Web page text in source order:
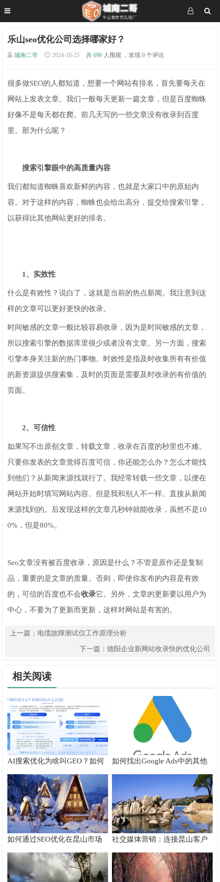
乐山seo优化公司选择哪家好？
城南二哥 2024-10-25 共 690 人围观 ，发现 0 个评论
很多做SEO的人都知道，想要一个网站有排名，首先要每天在
网站上发表文章。我们一般每天更新一篇文章，但是百度蜘蛛
好像不是每天都在爬。前几天写的一些文章没有收录到百度
里。那为什么呢？
搜索引擎眼中的高质量内容
我们都知道蜘蛛喜欢新鲜的内容，也就是大家口中的原始内
容。对于这样的内容，蜘蛛也会给出高分，提交给搜索引擎，
以获得比其他网站更好的排名。
1、实效性
什么是有效性？说白了，这就是当前的热点新闻。我注意到这
样的文章可以更好更快的收录。
时间敏感的文章一般比较容易收录，因为是时间敏感的文章，
所以搜索引擎的数据库里很少或者没有文章。另一方面，搜索
引擎本身关注新的热门事物。时效性是指及时收集所有有价值
的新资源提供搜索集，及时的页面是需要及时收录的有价值的
页面。
2、可信性
如果写不出原创文章，转载文章，收录在百度的秒里也不难。
只要你发表的文章觉得百度可信，你还能怎么办？怎么才能找
到他们？从新闻来源找就行了。我经常转载一些文章，以便在
网站开始时填写网站内容。但是我和别人不一样。直接从新闻
来源找到的。后发现这样的文章几秒钟就能收录，虽然不是10
0%，但是80%。
Seo文章没有被百度收录，原因是什么？不管是原作还是复制
品，重要的是文章的质量。否则，即使你发布的内容是有效
的，可信的百度也不会收录它。另外，文章的更新要以用户为
中心，不要为了更新而更新，这样对网站是有害的。
上一篇： 电缆故障测试仪工作原理分析
下一篇： 德阳企业新网站收录快的优化公司
相关阅读
AI搜索优化为啥叫GEO？如何
在AI搜索中获得排名？
如何找出Google Ads中的其他
搜索字词
如何通过SEO优化在昆山市场
脱颖而出
社交媒体营销：连接昆山客户
的桥梁